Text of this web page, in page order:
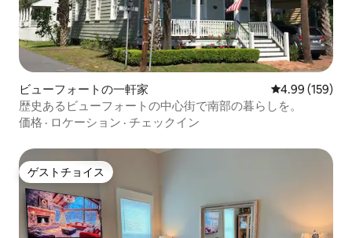
ビューフォートの一軒家 レビュー159
4.99 (159)
歴史あるビューフォートの中心街で南部の暮らしを。
価格 · ロケーション · チェックイン
ゲストチョイス
ゲストチョイス